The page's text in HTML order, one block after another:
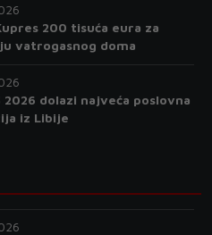
200 tisuća eura za
vatrogasnog doma
2026 dolazi najveća poslovna
iz Libije